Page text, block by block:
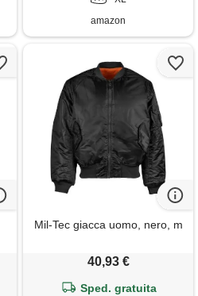
amazon
Mil-Tec giacca uomo, nero, m
40,93 €
Sped. gratuita